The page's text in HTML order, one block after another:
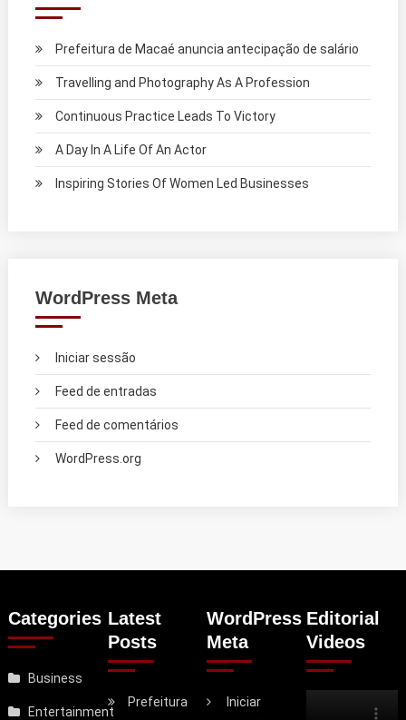
Prefeitura de Macaé anuncia antecipação de salário
Travelling and Photography As A Profession
Continuous Practice Leads To Victory
A Day In A Life Of An Actor
Inspiring Stories Of Women Led Businesses
WordPress Meta
Iniciar sessão
Feed de entradas
Feed de comentários
WordPress.org
Categories
Business
Entertainment
Latest
Posts
Prefeitura
WordPress
Meta
Iniciar
Editorial
Videos